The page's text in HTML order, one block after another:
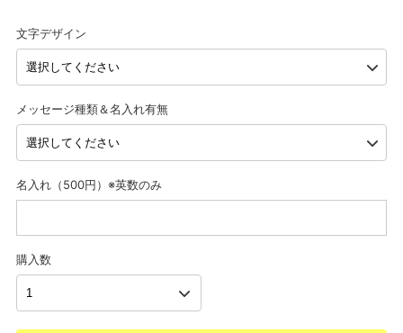
文字デザイン
メッセージ種類＆名入れ有無
名入れ（500円）※英数のみ
購入数